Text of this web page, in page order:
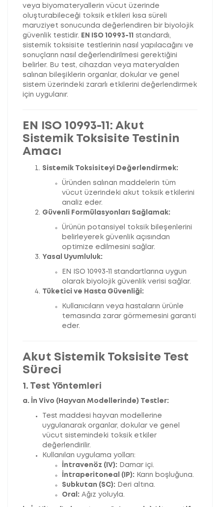
veya biyomateryallerin vücut üzerinde
oluşturabileceği toksik etkileri kısa süreli
maruziyet sonucunda değerlendiren bir biyolojik
güvenlik testidir.
EN ISO 10993-11
standardı,
sistemik toksisite testlerinin nasıl yapılacağını ve
sonuçların nasıl değerlendirilmesi gerektiğini
belirler. Bu test, cihazdan veya materyalden
salınan bileşiklerin organlar, dokular ve genel
sistem üzerindeki zararlı etkilerini değerlendirmek
için uygulanır.
EN ISO 10993-11: Akut
Sistemik Toksisite Testinin
Amacı
Sistemik Toksisiteyi Değerlendirmek:
Üründen salınan maddelerin tüm
vücut üzerindeki akut toksik etkilerini
analiz eder.
Güvenli Formülasyonları Sağlamak:
Ürünün potansiyel toksik bileşenlerini
belirleyerek güvenlik açısından
optimize edilmesini sağlar.
Yasal Uyumluluk:
EN ISO 10993-11 standartlarına uygun
olarak biyolojik güvenlik verisi sağlar.
Tüketici ve Hasta Güvenliği:
Kullanıcıların veya hastaların ürünle
temasında zarar görmemesini garanti
eder.
Akut Sistemik Toksisite Test
Süreci
1. Test Yöntemleri
a. İn Vivo (Hayvan Modellerinde) Testler:
Test maddesi hayvan modellerine
uygulanarak organlar, dokular ve genel
vücut sistemindeki toksik etkiler
değerlendirilir.
Kullanılan uygulama yolları:
İntravenöz (IV): Damar içi.
İntraperitoneal (IP): Karın boşluğuna.
Subkutan (SC): Deri altına.
Oral: Ağız yoluyla.